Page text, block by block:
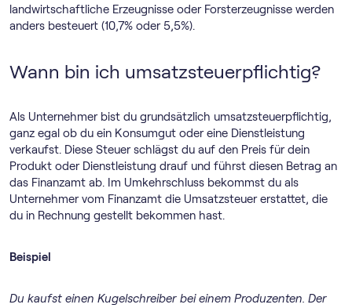
landwirtschaftliche Erzeugnisse oder Forsterzeugnisse werden
anders besteuert (10,7% oder 5,5%).
Wann bin ich umsatzsteuerpflichtig?
Als Unternehmer bist du grundsätzlich umsatzsteuerpflichtig,
ganz egal ob du ein Konsumgut oder eine Dienstleistung
verkaufst. Diese Steuer schlägst du auf den Preis für dein
Produkt oder Dienstleistung drauf und führst diesen Betrag an
das Finanzamt ab. Im Umkehrschluss bekommst du als
Unternehmer vom Finanzamt die Umsatzsteuer erstattet, die
du in Rechnung gestellt bekommen hast.
Beispiel
Du kaufst einen Kugelschreiber bei einem Produzenten. Der